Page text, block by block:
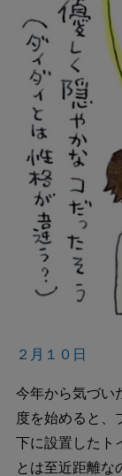
２月１０日
今年から気づい
度を始めると
下に設置したト
とは至近距離な